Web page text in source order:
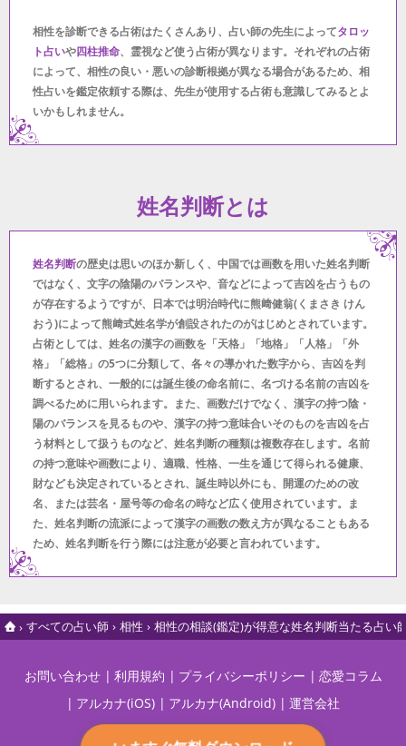
相性を診断できる占術はたくさんあり、占い師の先生によってタロッ
ト占いや四柱推命、霊視など使う占術が異なります。それぞれの占術
によって、相性の良い・悪いの診断根拠が異なる場合があるため、相
性占いを鑑定依頼する際は、先生が使用する占術も意識してみるとよ
いかもしれません。
姓名判断とは
姓名判断の歴史は思いのほか新しく、中国では画数を用いた姓名判断
ではなく、文字の陰陽のバランスや、音などによって吉凶を占うもの
が存在するようですが、日本では明治時代に熊﨑健翁(くまさき けん
おう)によって熊﨑式姓名学が創設されたのがはじめとされています。
占術としては、姓名の漢字の画数を「天格」「地格」「人格」「外
格」「総格」の5つに分類して、各々の導かれた数字から、吉凶を判
断するとされ、一般的には誕生後の命名前に、名づける名前の吉凶を
調べるために用いられます。また、画数だけでなく、漢字の持つ陰・
陽のバランスを見るものや、漢字の持つ意味合いそのものを吉凶を占
う材料として扱うものなど、姓名判断の種類は複数存在します。名前
の持つ意味や画数により、適職、性格、一生を通じて得られる健康、
財なども決定されているとされ、誕生時以外にも、開運のための改
名、または芸名・屋号等の命名の時など広く使用されています。ま
た、姓名判断の流派によって漢字の画数の数え方が異なることもある
ため、姓名判断を行う際には注意が必要と言われています。
すべての占い師 相性 相性の相談(鑑定)が得意な姓名判断当たる占い
お問い合わせ 利用規約 プライバシーポリシー
恋愛コラム
アルカナ(iOS)
アルカナ(Android) 運営会社